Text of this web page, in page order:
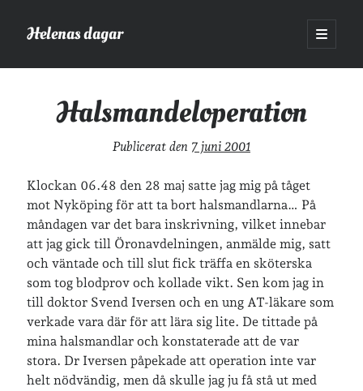
Helenas dagar
öppna
primär
Sidopanel
Hej!
Jag heter Helena och är mamma till Ava och Sander, fru till Jonas
och frontendutvecklare på Tieto. Jag tycker om läsande, skrivande,
geocaching, löpning och att dricka te.Mer om mig här.
Halsmandeloperation
Publicerat den 7 juni 2001
Klockan 06.48 den 28 maj satte jag mig på tåget
mot Nyköping för att ta bort halsmandlarna… På
måndagen var det bara inskrivning, vilket innebar
att jag gick till Öronavdelningen, anmälde mig, satt
och väntade och till slut fick träffa en sköterska
som tog blodprov och kollade vikt. Sen kom jag in
till doktor Svend Iversen och en ung AT-läkare som
verkade vara där för att lära sig lite. De tittade på
mina halsmandlar och konstaterade att de var
stora. Dr Iversen påpekade att operation inte var
helt nödvändig, men då skulle jag ju få stå ut med